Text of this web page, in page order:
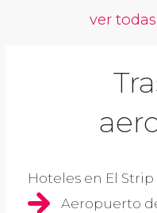
ver
Hoteles en El Strip
Aeropuerto